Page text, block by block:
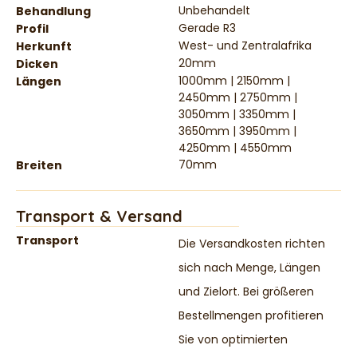
Behandlung
Unbehandelt
Profil
Gerade R3
Herkunft
West- und Zentralafrika
Dicken
20mm
Längen
1000mm | 2150mm |
2450mm | 2750mm |
3050mm | 3350mm |
3650mm | 3950mm |
4250mm | 4550mm
Breiten
70mm
Transport & Versand
Transport
Die Versandkosten richten
sich nach Menge, Längen
und Zielort. Bei größeren
Bestellmengen profitieren
Sie von optimierten